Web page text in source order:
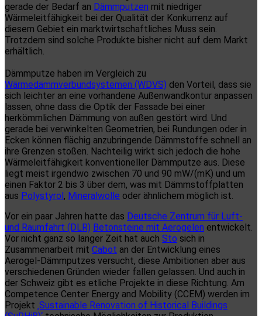
gerade der Bedarf an Dämmputzen mit niedriger
Wärmeleitfähigkeit bei der Qualität der Konkurrenz auf
diesem Gebiet ein marktwirtschaftliches Muss sein.
Trotzdem sind solche Produkte bisher nicht auf dem Markt
erhältlich.
Dämmputze haben im Vergleich zu
Wärmedämmverbundsystemen (WDVS) den Vorteil, dass sie
sich leichter an eine vorhandene Außenwandkontur anpassen
lassen, ohne dass die Optik der Fassade bei einer
herkömmlichen Dämmung von außen gestört wird. Und
gerade bei verwinkelten Geometrien, bei Rundungen oder in
Ecken können flächig anzubringende Dämmstoffe schnell an
ihre Grenzen stoßen. Nachteilig wirkt sich jedoch die hohe
Wärmeleitfähigkeit konventioneller Dämmputze aus. Diese
liegt meist irgendwo zwischen 70 und 90 mW/(mK) und um
einen Faktor 2 bis 3 über dem, was mit Dämmstoffplatten
aus Polystyrol, Mineralwolle oder ähnlichem möglich ist.
Vor ein paar Jahren hatte das Deutsche Zentrum für Luft-
und Raumfahrt (DLR) Betonsteine mit Aerogelen entwickelt.
Vor nicht ganz so langer Zeit hat auch Sto sich in
Zusammenarbeit mit Cabot an der Entwicklung eines
Aerogel-Dämmputzes versucht, diese Ambitionen aber aus
verschiedenen Gründen wieder fallen gelassen. Und auch in
der Schweiz gibt es etliche Projekte in diese Richtung. Am
Competence Center Energy and Mobility (CCEM) werden im
Projekt ‚Sustainable Renovation of Historical Buildings